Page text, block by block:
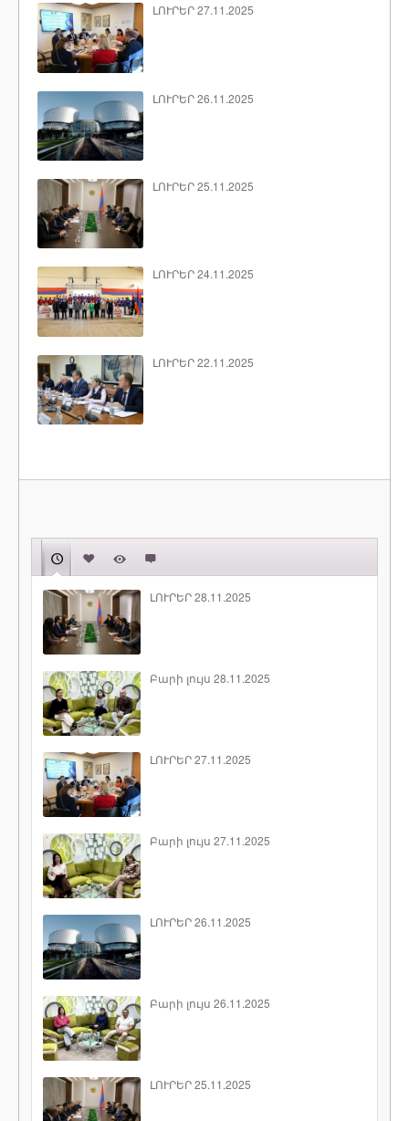
ԼՈՒՐԵՐ 27.11.2025
ԼՈՒՐԵՐ 26.11.2025
ԼՈՒՐԵՐ 25.11.2025
ԼՈՒՐԵՐ 24.11.2025
ԼՈՒՐԵՐ 22.11.2025
ԼՈՒՐԵՐ 28.11.2025
Բարի լույս 28.11.2025
ԼՈՒՐԵՐ 27.11.2025
Բարի լույս 27.11.2025
ԼՈՒՐԵՐ 26.11.2025
Բարի լույս 26.11.2025
ԼՈՒՐԵՐ 25.11.2025